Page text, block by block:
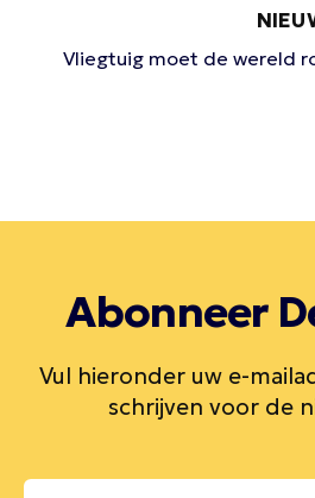
Vliegtuig moet de wereld
Abonneer
Vul hieronder uw e-
schrijven voor de